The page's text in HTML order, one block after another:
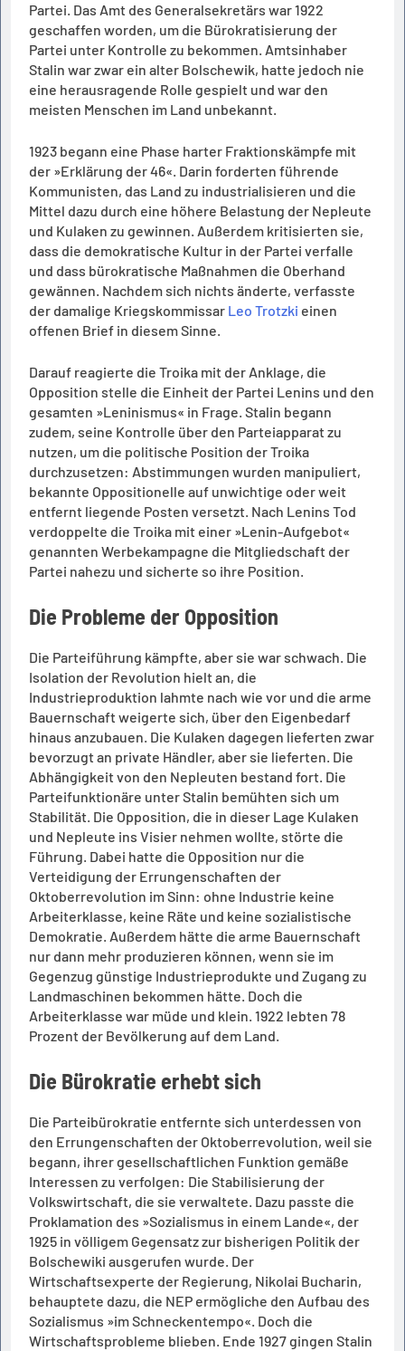
Partei. Das Amt des Generalsekretärs war 1922
geschaffen worden, um die Bürokratisierung der
Partei unter Kontrolle zu bekommen. Amtsinhaber
Stalin war zwar ein alter Bolschewik, hatte jedoch nie
eine herausragende Rolle gespielt und war den
meisten Menschen im Land unbekannt.
1923 begann eine Phase harter Fraktionskämpfe mit
der »Erklärung der 46«. Darin forderten führende
Kommunisten, das Land zu industrialisieren und die
Mittel dazu durch eine höhere Belastung der Nepleute
und Kulaken zu gewinnen. Außerdem kritisierten sie,
dass die demokratische Kultur in der Partei verfalle
und dass bürokratische Maßnahmen die Oberhand
gewännen. Nachdem sich nichts änderte, verfasste
der damalige Kriegskommissar Leo Trotzki einen
offenen Brief in diesem Sinne.
Darauf reagierte die Troika mit der Anklage, die
Opposition stelle die Einheit der Partei Lenins und den
gesamten »Leninismus« in Frage. Stalin begann
zudem, seine Kontrolle über den Parteiapparat zu
nutzen, um die politische Position der Troika
durchzusetzen: Abstimmungen wurden manipuliert,
bekannte Oppositionelle auf unwichtige oder weit
entfernt liegende Posten versetzt. Nach Lenins Tod
verdoppelte die Troika mit einer »Lenin-Aufgebot«
genannten Werbekampagne die Mitgliedschaft der
Partei nahezu und sicherte so ihre Position.
Die Probleme der Opposition
Die Parteiführung kämpfte, aber sie war schwach. Die
Isolation der Revolution hielt an, die
Industrieproduktion lahmte nach wie vor und die arme
Bauernschaft weigerte sich, über den Eigenbedarf
hinaus anzubauen. Die Kulaken dagegen lieferten zwar
bevorzugt an private Händler, aber sie lieferten. Die
Abhängigkeit von den Nepleuten bestand fort. Die
Parteifunktionäre unter Stalin bemühten sich um
Stabilität. Die Opposition, die in dieser Lage Kulaken
und Nepleute ins Visier nehmen wollte, störte die
Führung. Dabei hatte die Opposition nur die
Verteidigung der Errungenschaften der
Oktoberrevolution im Sinn: ohne Industrie keine
Arbeiterklasse, keine Räte und keine sozialistische
Demokratie. Außerdem hätte die arme Bauernschaft
nur dann mehr produzieren können, wenn sie im
Gegenzug günstige Industrieprodukte und Zugang zu
Landmaschinen bekommen hätte. Doch die
Arbeiterklasse war müde und klein. 1922 lebten 78
Prozent der Bevölkerung auf dem Land.
Die Bürokratie erhebt sich
Die Parteibürokratie entfernte sich unterdessen von
den Errungenschaften der Oktoberrevolution, weil sie
begann, ihrer gesellschaftlichen Funktion gemäße
Interessen zu verfolgen: Die Stabilisierung der
Volkswirtschaft, die sie verwaltete. Dazu passte die
Proklamation des »Sozialismus in einem Lande«, der
1925 in völligem Gegensatz zur bisherigen Politik der
Bolschewiki ausgerufen wurde. Der
Wirtschaftsexperte der Regierung, Nikolai Bucharin,
behauptete dazu, die NEP ermögliche den Aufbau des
Sozialismus »im Schneckentempo«. Doch die
Wirtschaftsprobleme blieben. Ende 1927 gingen Stalin